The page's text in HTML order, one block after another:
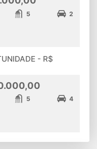
5 2
- R$
5 4